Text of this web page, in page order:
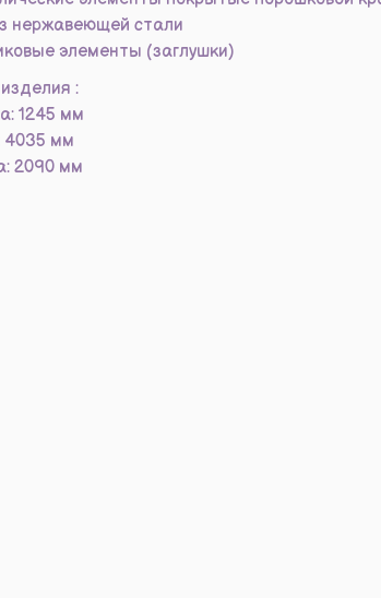
нержавеющей стали
элементы (заглушки)
:
1245 мм
4035 мм
2090 мм